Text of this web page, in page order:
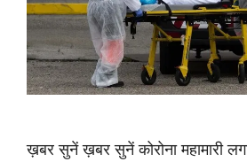
ख़बर सुनें ख़बर सुनें कोरोना महामारी